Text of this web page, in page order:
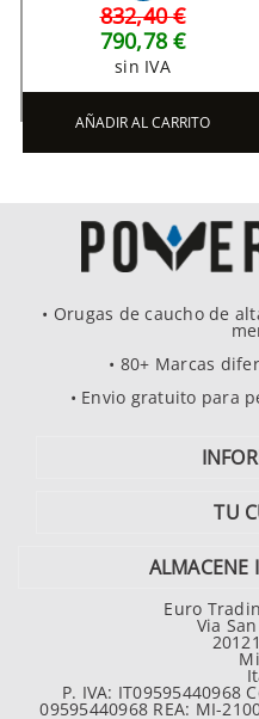
832,40 €
790,78 €
sin IVA
AÑADIR AL CARRITO
• Orugas de caucho de
• 80+ Marcas
• Envio gratuito para
TU
ALMACENE
Euro
Via
P. IVA: IT09595440968
09595440968 REA: MI-